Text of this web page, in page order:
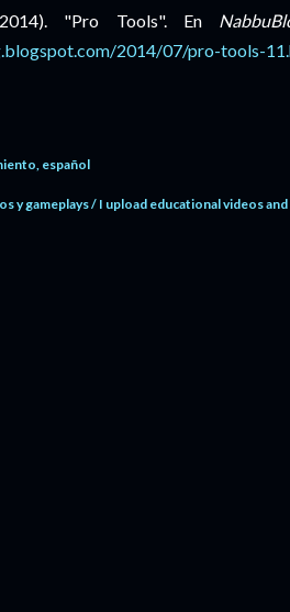
"Pro Tools". En
/2014/07/pro-tools-
español
y gameplays / I upload educational videos and